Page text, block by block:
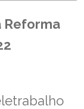
Reforma